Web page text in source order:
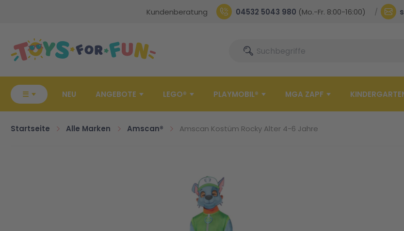
Kundenberatung 04532 5043 980 (Mo.-Fr. 8:00-16:00)
SucheSuche
☰ NEU ANGEBOTE LEGO® PLAYMOBIL® MGA ZAPF
Startseite Alle Marken Amscan® Amscan Kostüm Rocky Alter 4-6 Jahre